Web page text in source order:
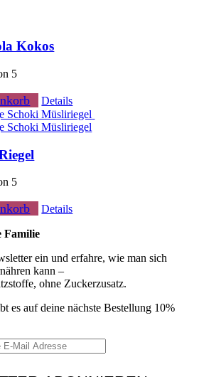
Kokos
5
Details
5
Details
Familie
ein und erfahre, wie man sich
kann –
ohne Zuckerzusatz.
es auf deine nächste Bestellung 10%